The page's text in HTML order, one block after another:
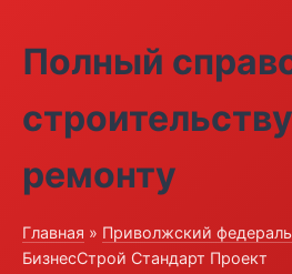
Полный
ремонту
Главная » Приволжский
БизнесСтрой Стандарт Проект